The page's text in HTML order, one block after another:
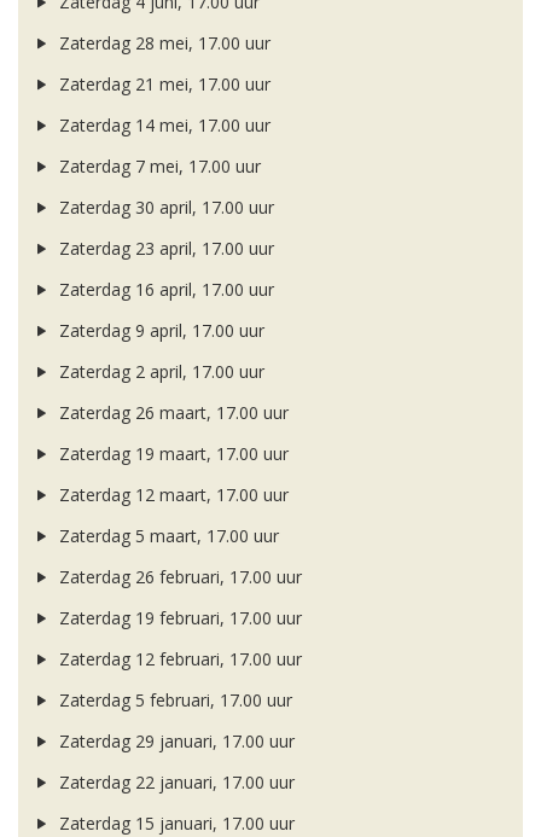
Zaterdag 28 mei, 17.00 uur
Zaterdag 21 mei, 17.00 uur
Zaterdag 14 mei, 17.00 uur
Zaterdag 7 mei, 17.00 uur
Zaterdag 30 april, 17.00 uur
Zaterdag 23 april, 17.00 uur
Zaterdag 16 april, 17.00 uur
Zaterdag 9 april, 17.00 uur
Zaterdag 2 april, 17.00 uur
Zaterdag 26 maart, 17.00 uur
Zaterdag 19 maart, 17.00 uur
Zaterdag 12 maart, 17.00 uur
Zaterdag 5 maart, 17.00 uur
Zaterdag 26 februari, 17.00 uur
Zaterdag 19 februari, 17.00 uur
Zaterdag 12 februari, 17.00 uur
Zaterdag 5 februari, 17.00 uur
Zaterdag 29 januari, 17.00 uur
Zaterdag 22 januari, 17.00 uur
Zaterdag 15 januari, 17.00 uur